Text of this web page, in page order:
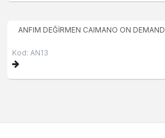
ANFIM DEĞİRMEN CAIMANO ON DEMAND
Kod: AN13